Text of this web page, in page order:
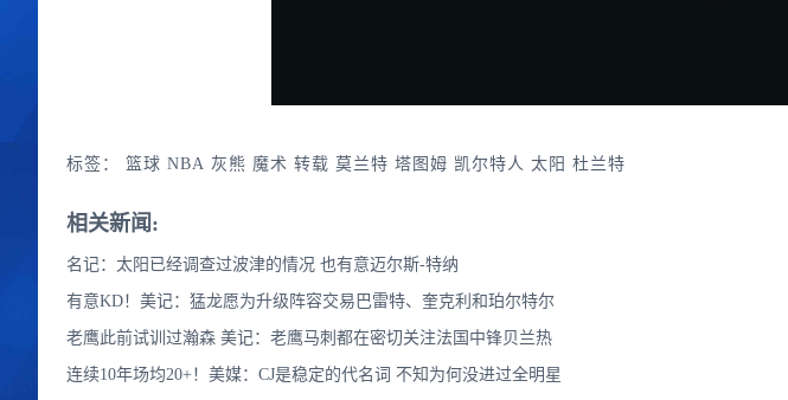
标签： 篮球 NBA 灰熊 魔术 转载 莫兰特 塔图姆 凯尔特人 太阳 杜兰特
相关新闻:
名记：太阳已经调查过波津的情况 也有意迈尔斯-特纳
有意KD！美记：猛龙愿为升级阵容交易巴雷特、奎克利和珀尔特尔
老鹰此前试训过瀚森 美记：老鹰马刺都在密切关注法国中锋贝兰热
连续10年场均20+！美媒：CJ是稳定的代名词 不知为何没进过全明星